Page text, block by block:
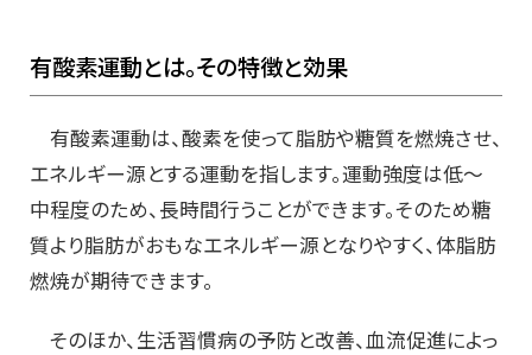
有酸素運動とは。その特徴と効果
有酸素運動は、酸素を使って脂肪や糖質を燃焼させ、
エネルギー源とする運動を指します。運動強度は低～
中程度のため、長時間行うことができます。そのため糖
質より脂肪がおもなエネルギー源となりやすく、体脂肪
燃焼が期待できます。
そのほか、生活習慣病の予防と改善、血流促進によっ